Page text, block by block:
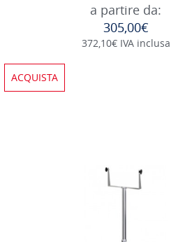
a partire da:
305,00€
372,10€ IVA inclusa
ACQUISTA